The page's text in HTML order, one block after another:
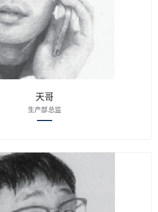
天哥
生产部总监